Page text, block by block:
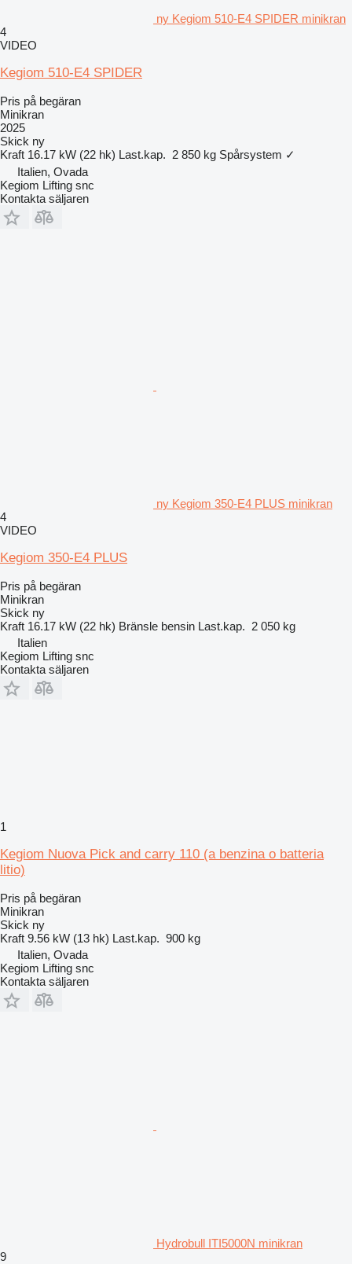
ny Kegiom 510-E4 SPIDER minikran
4
VIDEO
Kegiom 510-E4 SPIDER
Pris på begäran
Minikran
2025
Skick ny
Kraft 16.17 kW (22 hk) Last.kap. 2 850 kg Spårsystem ✓
Italien, Ovada
Kegiom Lifting snc
Kontakta säljaren
ny Kegiom 350-E4 PLUS minikran
4
VIDEO
Kegiom 350-E4 PLUS
Pris på begäran
Minikran
Skick ny
Kraft 16.17 kW (22 hk) Bränsle bensin Last.kap. 2 050 kg
Italien
Kegiom Lifting snc
Kontakta säljaren
1
Kegiom Nuova Pick and carry 110 (a benzina o batteria
litio)
Pris på begäran
Minikran
Skick ny
Kraft 9.56 kW (13 hk) Last.kap. 900 kg
Italien, Ovada
Kegiom Lifting snc
Kontakta säljaren
Hydrobull ITI5000N minikran
9